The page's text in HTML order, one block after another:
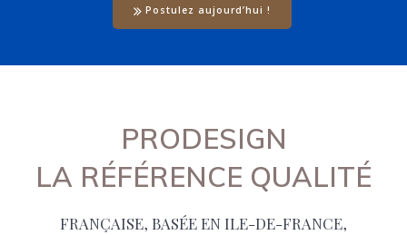
Postulez aujourd’hui !
PRODESIGN
LA RÉFÉRENCE QUALITÉ
FRANÇAISE, BASÉE EN ILE-DE-FRANCE,